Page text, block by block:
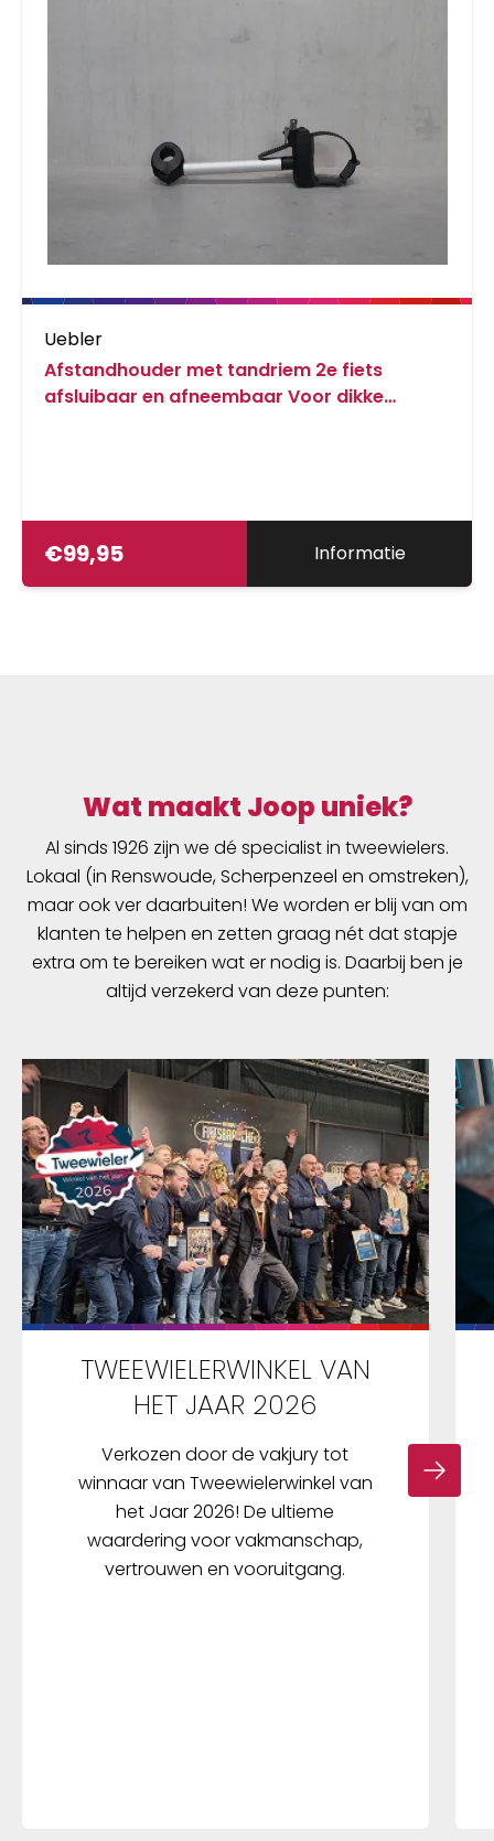
Uebler
Afstandhouder met tandriem 2e fiets
afsluibaar en afneembaar Voor dikke
€99,95 Informatie
Wat maakt Joop uniek?
Al sinds 1926 zijn we dé specialist in tweewielers.
Lokaal (in Renswoude, Scherpenzeel en omstreken),
maar ook ver daarbuiten! We worden er blij van om
klanten te helpen en zetten graag nét dat stapje
extra om te bereiken wat er nodig is. Daarbij ben je
altijd verzekerd van deze punten:
TWEEWIELERWINKEL VAN
HET JAAR 2026
Verkozen door de vakjury tot
winnaar van Tweewielerwinkel van
het Jaar 2026! De ultieme
waardering voor vakmanschap,
vertrouwen en vooruitgang.